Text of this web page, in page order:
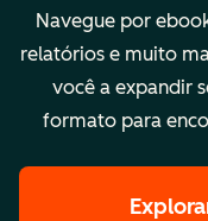
Navegue por
relatórios e muito
você a expandir
formato para